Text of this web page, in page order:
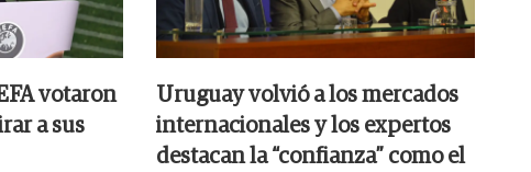
votaron
a sus
Uruguay volvió a los mercados
internacionales y los expertos
destacan la “confianza” como el